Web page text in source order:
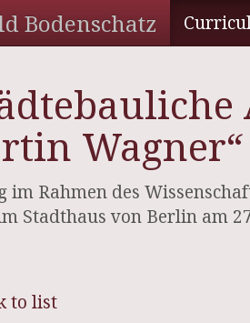
Bodenschatz
Wagner“
im Rahmen des
Stadthaus von Berlin am
to list